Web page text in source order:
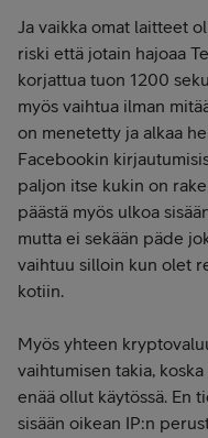
Ja vaikka omat laitteet
riski että jotain hajoaa
korjattua tuon 1200
myös vaihtua ilman
on menetetty ja alkaa
Facebookin
paljon itse kukin on
päästä myös ulkoa
mutta ei sekään päde
vaihtuu silloin kun olet
kotiin.
Myös yhteen
vaihtumisen takia,
enää ollut käytössä. En
sisään oikean IP:n